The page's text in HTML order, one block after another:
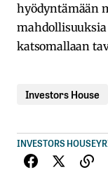
hyödyntämään
katsomallaan
Investors House
INVESTORS HOUSE